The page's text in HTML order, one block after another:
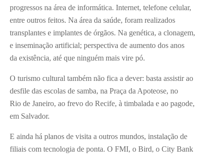
progressos na área de informática. Internet, telefone celular,
entre outros feitos. Na área da saúde, foram realizados
transplantes e implantes de órgãos. Na genética, a clonagem,
e inseminação artificial; perspectiva de aumento dos anos
da existência, até que ninguém mais vire pó.
O turismo cultural também não fica a dever: basta assistir ao
desfile das escolas de samba, na Praça da Apoteose, no
Rio de Janeiro, ao frevo do Recife, à timbalada e ao pagode,
em Salvador.
E ainda há planos de visita a outros mundos, instalação de
filiais com tecnologia de ponta. O FMI, o Bird, o City Bank